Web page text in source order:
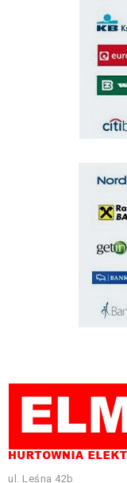
ul. Leśna 42b